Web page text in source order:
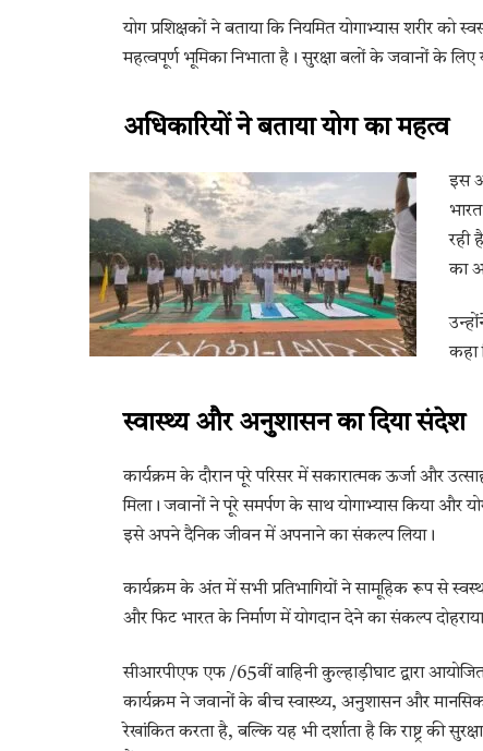
योग प्रशिक्षकों ने बताया कि नियमित योगाभ्यास शरीर
महत्वपूर्ण भूमिका निभाता है। सुरक्षा बलों के जवानों के
अधिकारियों ने बताया योग का महत्व
इस
रही
का
कहा
स्वास्थ्य और अनुशासन का दिया संदेश
कार्यक्रम के दौरान पूरे परिसर में सकारात्मक ऊर्जा और
मिला। जवानों ने पूरे समर्पण के साथ योगाभ्यास किया और
इसे अपने दैनिक जीवन में अपनाने का संकल्प लिया।
कार्यक्रम के अंत में सभी प्रतिभागियों ने सामूहिक रूप से
और फिट भारत के निर्माण में योगदान देने का संकल्प
सीआरपीएफ एफ /65वीं वाहिनी कुल्हाड़ीघाट द्वारा आयोजित
कार्यक्रम ने जवानों के बीच स्वास्थ्य, अनुशासन और
रेखांकित करता है, बल्कि यह भी दर्शाता है कि राष्ट्र की